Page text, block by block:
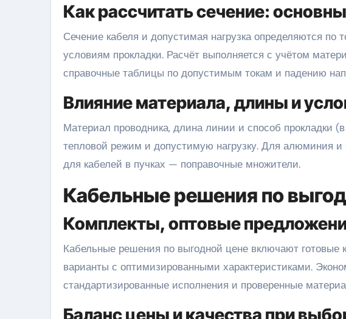
Как рассчитать сечение:
Сечение кабеля и допустимая нагрузка определяются по
условиям прокладки. Расчёт выполняется с учётом
справочные таблицы по допустимым токам и падению
Влияние материала, длины и
Материал проводника, длина линии и способ прокладки
тепловой режим и допустимую нагрузку. Для алюминия
для кабелей в пучках — поправочные множители.
Кабельные решения по
Комплекты, оптовые
Кабельные решения по выгодной цене включают готовые
варианты с оптимизированными характеристиками.
стандартизированные исполнения и проверенные
Баланс цены и качества при